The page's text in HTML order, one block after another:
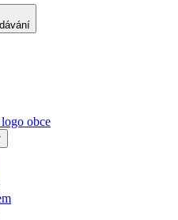
obce